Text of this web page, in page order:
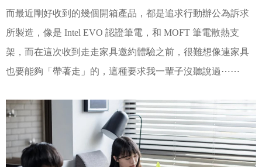
而最近剛好收到的幾個開箱產品，都是追求行動辦公為訴求
所製造，像是 Intel EVO 認證筆電，和 MOFT 筆電散熱支
架，而在這次收到走走家具邀約體驗之前，很難想像連家具
也要能夠「帶著走」的，這種要求我一輩子沒聽說過⋯⋯